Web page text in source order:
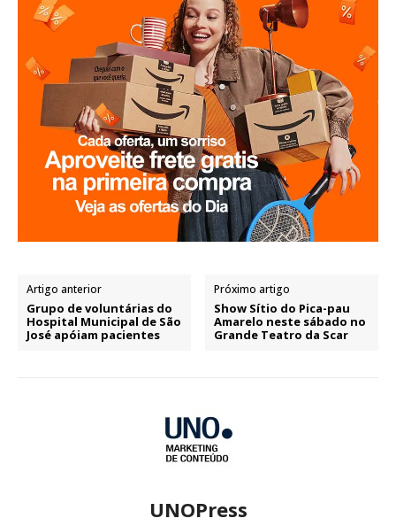
Artigo anterior
Grupo de voluntárias do
Hospital Municipal de São
José apóiam pacientes
Próximo artigo
Show Sítio do Pica-pau
Amarelo neste sábado no
Grande Teatro da Scar
UNOPress